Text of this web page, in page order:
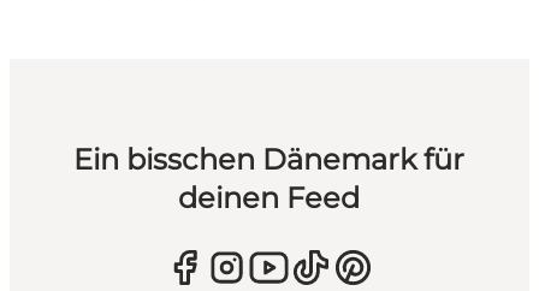
Ein bisschen Dänemark für
deinen Feed